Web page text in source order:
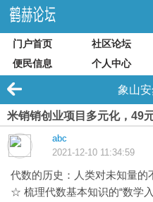
门户首页 社区论坛
便民信息
个人中心
象山
米销销创业项目多元化，49
abc
2021-12-10 11:34:59
代数的历史：人类对未知量的
☆ 梳理代数基本知识的“数学